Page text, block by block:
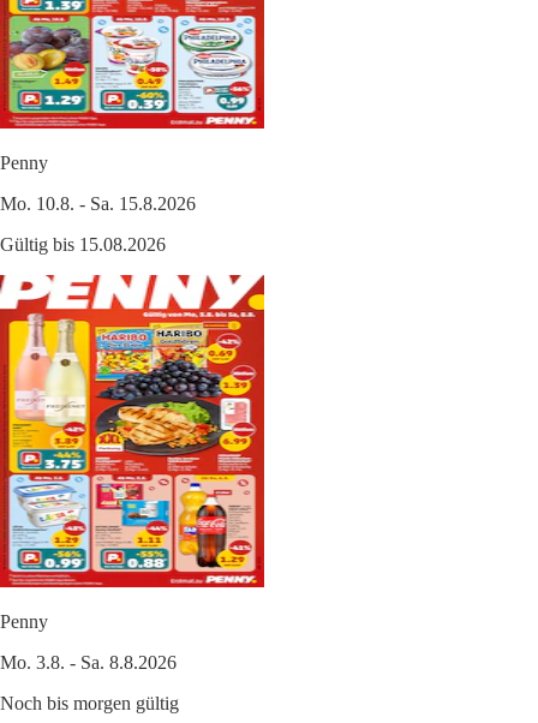
Penny
Mo. 10.8. - Sa. 15.8.2026
Gültig bis 15.08.2026
Penny
Mo. 3.8. - Sa. 8.8.2026
Noch bis morgen gültig